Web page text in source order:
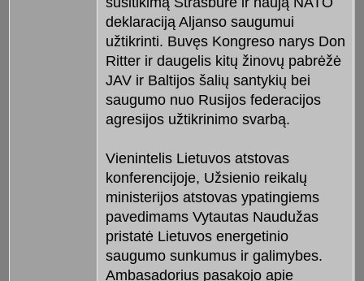
deklaraciją Aljanso saugumui
užtikrinti. Buvęs Kongreso narys Don
Ritter ir daugelis kitų žinovų pabrėžė
JAV ir Baltijos šalių santykių bei
saugumo nuo Rusijos federacijos
agresijos užtikrinimo svarbą.
Vienintelis Lietuvos atstovas
konferencijoje, Užsienio reikalų
ministerijos atstovas ypatingiems
pavedimams Vytautas Naudužas
pristatė Lietuvos energetinio
saugumo sunkumus ir galimybes.
Ambasadorius pasakojo apie